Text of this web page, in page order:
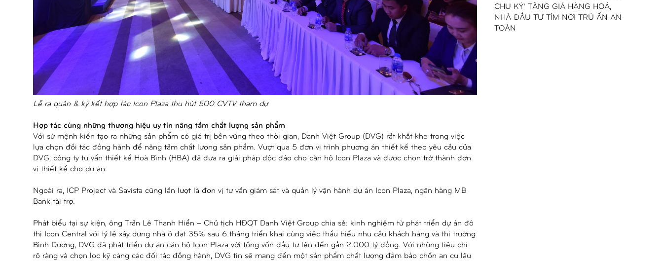
Lễ ra quân & ký kết hợp tác Icon Plaza thu hút 500 CVTV tham dự
Hợp tác cùng những thương hiệu uy tín nâng tầm chất lượng sản phẩm
Với sứ mệnh kiến tạo ra những sản phẩm có giá trị bền vững theo thời gian, Danh Việt Group (DVG) rất khắt khe trong việc
lựa chọn đối tác đồng hành để nâng tầm chất lượng sản phẩm. Vượt qua 5 đơn vị trình phương án thiết kế theo yêu cầu của
DVG, công ty tư vấn thiết kế Hoà Bình (HBA) đã đưa ra giải pháp độc đáo cho căn hộ Icon Plaza và được chọn trở thành đơn
vị thiết kế cho dự án.
Ngoài ra, ICP Project và Savista cũng lần lượt là đơn vị tư vấn giám sát và quản lý vận hành dự án Icon Plaza, ngân hàng MB
Bank tài trợ.
Phát biểu tại sự kiện, ông Trần Lê Thanh Hiển – Chủ tịch HĐQT Danh Việt Group chia sẻ: kinh nghiệm từ phát triển dự án đô
thị Icon Central với tỷ lệ xây dựng nhà ở đạt 35% sau 6 tháng triển khai cùng việc thấu hiểu nhu cầu khách hàng và thị trường
Bình Dương, DVG đã phát triển dự án căn hộ Icon Plaza với tổng vốn đầu tư lên đến gần 2.000 tỷ đồng. Với những tiêu chí
rõ ràng và chọn lọc kỹ càng các đối tác đồng hành, DVG tin sẽ mang đến một sản phẩm chất lượng đảm bảo chốn an cư lâu
CHU KỲ’ TĂNG GIÁ HÀNG HOÁ,
NHÀ ĐẦU TƯ TÌM NƠI TRÚ ẨN AN
TOÀN